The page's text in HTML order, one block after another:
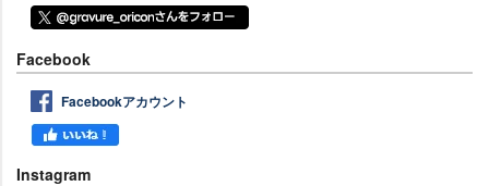
Facebook
Facebookアカウント
Instagram